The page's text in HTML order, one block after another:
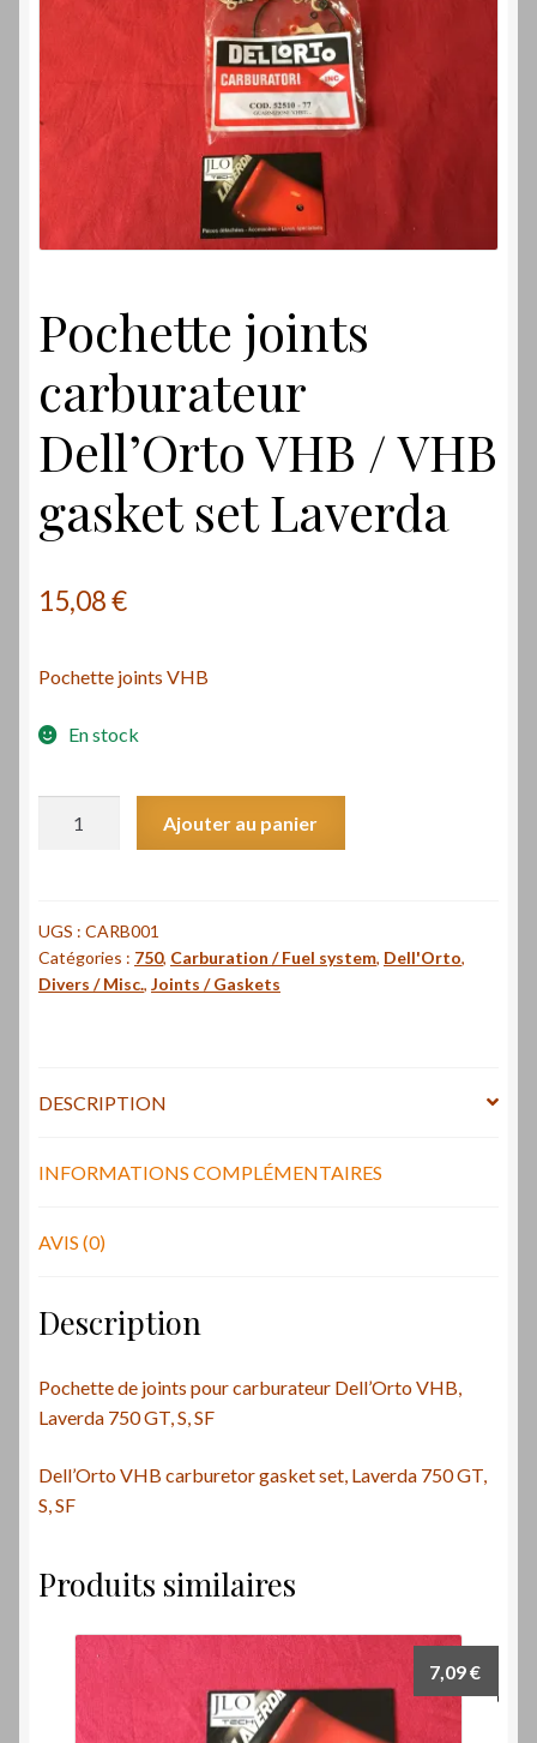
Pochette joints
carburateur
Dell’Orto VHB / VHB
gasket set Laverda
15,08€
Pochette joints VHB
En stock
carburateur
Dell'Orto
VHB
set
Ajouter au panier
UGS : CARB001
Catégories : 750, Carburation / Fuel system, Dell'Orto,
Divers / Misc., Joints / Gaskets
DESCRIPTION
INFORMATIONS COMPLÉMENTAIRES
AVIS (0)
Description
Pochette de joints pour carburateur Dell’Orto VHB,
Laverda 750 GT, S, SF
Dell’Orto VHB carburetor gasket set, Laverda 750 GT,
S, SF
Produits similaires
7,09€